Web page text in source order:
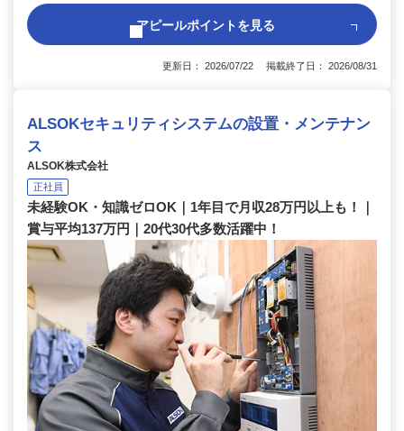
アピールポイントを見る
更新日： 2026/07/22 掲載終了日： 2026/08/31
ALSOKセキュリティシステムの設置・メンテナン
ス
ALSOK株式会社
正社員
未経験OK・知識ゼロOK｜1年目で月収28万円以上も！｜
賞与平均137万円｜20代30代多数活躍中！